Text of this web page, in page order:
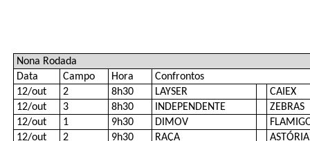
Nona Rodada
Data
Campo Hora
Confrontos
12/out
2 8h30 LAYSER
CAIEX
12/out
3 8h30 INDEPENDENTE
ZEBRAS
12/out
1 9h30 DIMOV
12/out
2 9h30 RAÇA
ASTÓRIA